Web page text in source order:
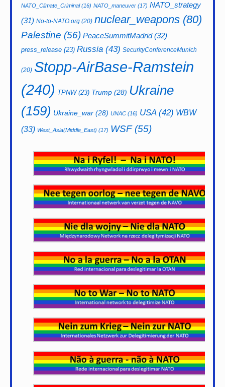
NATO_Climate_Criminal(16) NATO_maneuver (17) NATO_strategy
(31) No-to-NATO.org (20) nuclear_weapons (80)
Palestine (56) PeaceSummitMadrid(32)
press_release (23) Russia (43) SecurityConferenceMunich
(20) Stopp-AirBase-Ramstein
(240) TPNW(23) Trump (28) Ukraine
(159) Ukraine_war (28) UNAC (16) USA(42) WBW
(33) West_Asia(Middle_East) (17) WSF(55)